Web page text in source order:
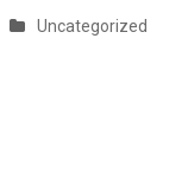
Uncategorized